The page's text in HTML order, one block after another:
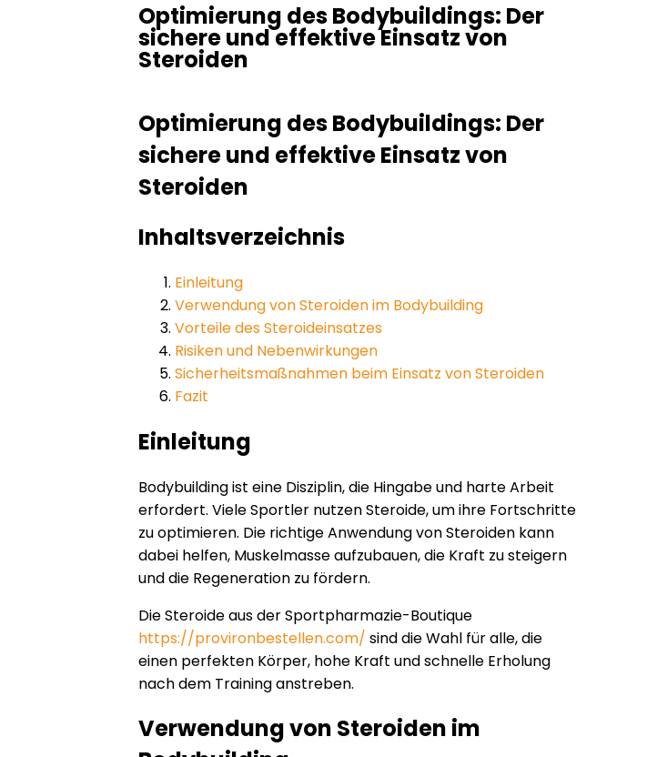
Optimierung des Bodybuildings: Der
sichere und effektive Einsatz von
Steroiden
Optimierung des Bodybuildings: Der
sichere und effektive Einsatz von
Steroiden
Inhaltsverzeichnis
Einleitung
Verwendung von Steroiden im Bodybuilding
Vorteile des Steroideinsatzes
Risiken und Nebenwirkungen
Sicherheitsmaßnahmen beim Einsatz von Steroiden
Fazit
Einleitung
Bodybuilding ist eine Disziplin, die Hingabe und harte Arbeit
erfordert. Viele Sportler nutzen Steroide, um ihre Fortschritte
zu optimieren. Die richtige Anwendung von Steroiden kann
dabei helfen, Muskelmasse aufzubauen, die Kraft zu steigern
und die Regeneration zu fördern.
Die Steroide aus der Sportpharmazie-Boutique
https://provironbestellen.com/ sind die Wahl für alle, die
einen perfekten Körper, hohe Kraft und schnelle Erholung
nach dem Training anstreben.
Verwendung von Steroiden im